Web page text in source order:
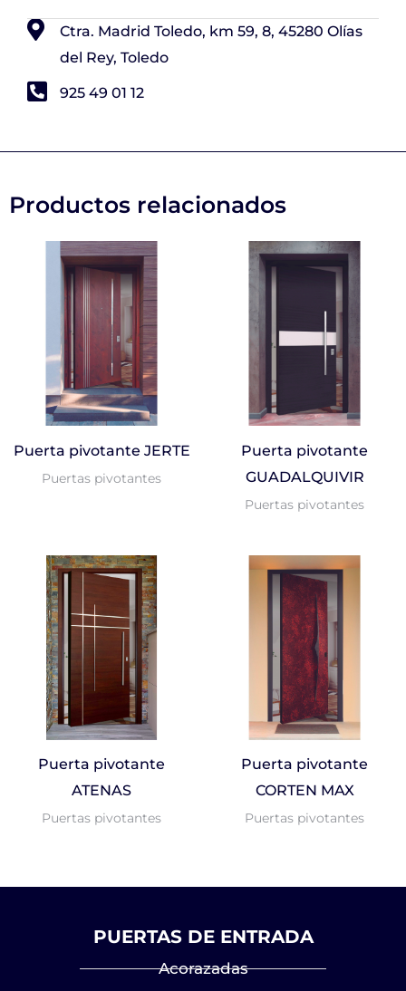
Ctra. Madrid Toledo, km 59, 8, 45280 Olías
del Rey, Toledo
925 49 01 12
Productos relacionados
Puerta pivotante JERTE
Puertas pivotantes
Puerta pivotante
GUADALQUIVIR
Puertas pivotantes
Puerta pivotante
ATENAS
Puertas pivotantes
Puerta pivotante
CORTEN MAX
Puertas pivotantes
PUERTAS DE ENTRADA
Acorazadas